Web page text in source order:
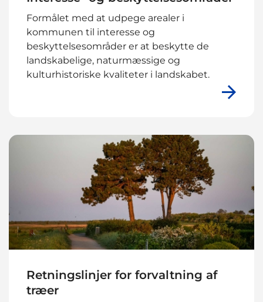
Formålet med at udpege arealer i
kommunen til interesse og
beskyttelsesområder er at beskytte de
landskabelige, naturmæssige og
kulturhistoriske kvaliteter i landskabet.
Retningslinjer for forvaltning af
træer